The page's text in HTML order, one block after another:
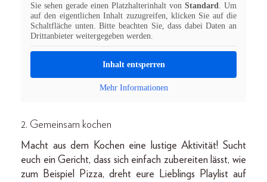
Sie sehen gerade einen Platzhalterinhalt von Standard
. Um
auf den eigentlichen Inhalt zuzugreifen, klicken Sie auf die
Schaltfläche unten. Bitte beachten Sie, dass dabei Daten an
Drittanbieter weitergegeben werden.
Inhalt entsperren
Mehr Informationen
2. Gemeinsam kochen
Macht aus dem Kochen eine lustige Aktivität! Sucht
euch ein Gericht, dass sich einfach zubereiten lässt, wie
zum Beispiel Pizza, dreht eure Lieblings Playlist auf